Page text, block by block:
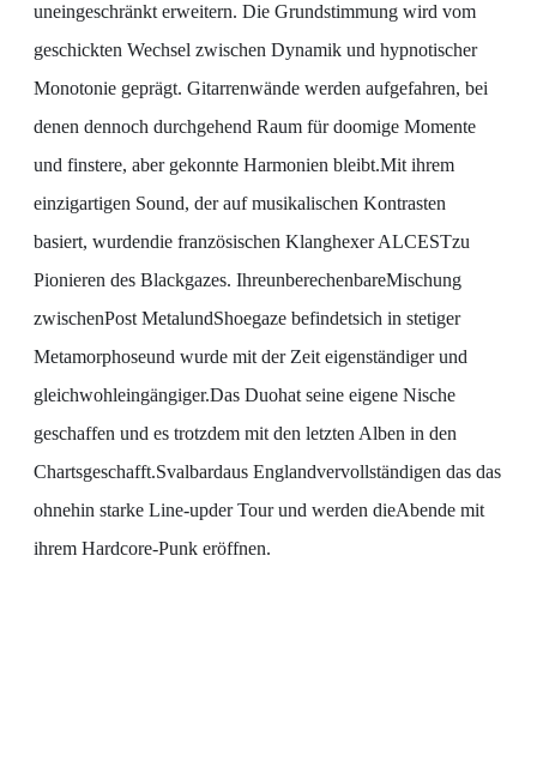
uneingeschränkt erweitern. Die Grundstimmung wird vom
geschickten Wechsel zwischen Dynamik und hypnotischer
Monotonie geprägt. Gitarrenwände werden aufgefahren, bei
denen dennoch durchgehend Raum für doomige Momente
und finstere, aber gekonnte Harmonien bleibt.Mit ihrem
einzigartigen Sound, der auf musikalischen Kontrasten
basiert, wurdendie französischen Klanghexer ALCESTzu
Pionieren des Blackgazes. IhreunberechenbareMischung
zwischenPost MetalundShoegaze befindetsich in stetiger
Metamorphoseund wurde mit der Zeit eigenständiger und
gleichwohleingängiger.Das Duohat seine eigene Nische
geschaffen und es trotzdem mit den letzten Alben in den
Chartsgeschafft.Svalbardaus Englandvervollständigen das das
ohnehin starke Line-upder Tour und werden dieAbende mit
ihrem Hardcore-Punk eröffnen.